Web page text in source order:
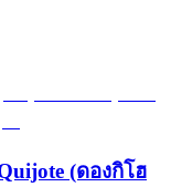
(ดองกิโฮ